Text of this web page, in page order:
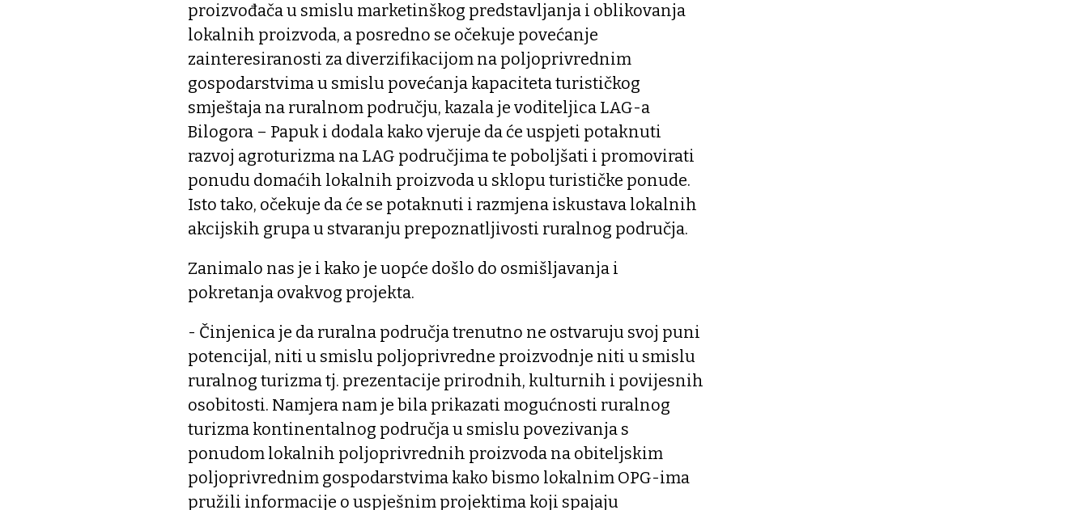
proizvođača u smislu marketinškog predstavljanja i oblikovanja
lokalnih proizvoda, a posredno se očekuje povećanje
zainteresiranosti za diverzifikacijom na poljoprivrednim
gospodarstvima u smislu povećanja kapaciteta turističkog
smještaja na ruralnom području, kazala je voditeljica LAG-a
Bilogora – Papuk i dodala kako vjeruje da će uspjeti potaknuti
razvoj agroturizma na LAG područjima te poboljšati i promovirati
ponudu domaćih lokalnih proizvoda u sklopu turističke ponude.
Isto tako, očekuje da će se potaknuti i razmjena iskustava lokalnih
akcijskih grupa u stvaranju prepoznatljivosti ruralnog područja.
Zanimalo nas je i kako je uopće došlo do osmišljavanja i
pokretanja ovakvog projekta.
- Činjenica je da ruralna područja trenutno ne ostvaruju svoj puni
potencijal, niti u smislu poljoprivredne proizvodnje niti u smislu
ruralnog turizma tj. prezentacije prirodnih, kulturnih i povijesnih
osobitosti. Namjera nam je bila prikazati mogućnosti ruralnog
turizma kontinentalnog područja u smislu povezivanja s
ponudom lokalnih poljoprivrednih proizvoda na obiteljskim
poljoprivrednim gospodarstvima kako bismo lokalnim OPG-ima
pružili informacije o uspješnim projektima koji spajaju